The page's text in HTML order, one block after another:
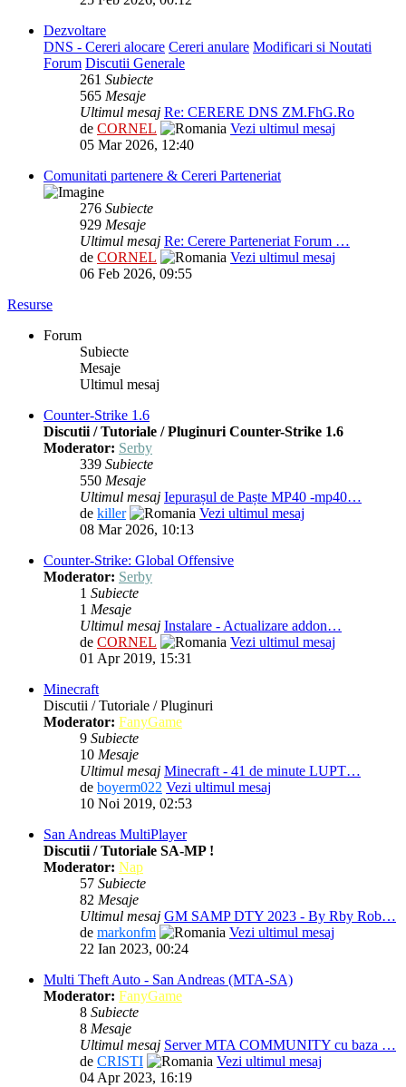
Dezvoltare
DNS - Cereri alocare Cereri anulare Modificari si Noutati
Forum Discutii Generale
261 Subiecte
565 Mesaje
Ultimul mesaj Re: CERERE DNS ZM.FhG.Ro
de CORNEL
Vezi ultimul mesaj
05 Mar 2026, 12:40
Comunitati partenere & Cereri Parteneriat
276 Subiecte
929 Mesaje
Ultimul mesaj Re: Cerere Parteneriat Forum …
de CORNEL
Vezi ultimul mesaj
06 Feb 2026, 09:55
Resurse
Forum
Subiecte
Mesaje
Ultimul mesaj
Counter-Strike 1.6
Discutii / Tutoriale / Pluginuri Counter-Strike 1.6
Moderator: Serby
339 Subiecte
550 Mesaje
Ultimul mesaj Iepurașul de Paște MP40 -mp40…
de killer
Vezi ultimul mesaj
08 Mar 2026, 10:13
Counter-Strike: Global Offensive
Moderator: Serby
1 Subiecte
1 Mesaje
Ultimul mesaj Instalare - Actualizare addon…
de CORNEL
Vezi ultimul mesaj
01 Apr 2019, 15:31
Minecraft
Discutii / Tutoriale / Pluginuri
Moderator: FanyGame
9 Subiecte
10 Mesaje
Ultimul mesaj Minecraft - 41 de minute LUPT…
de boyerm022 Vezi ultimul mesaj
10 Noi 2019, 02:53
San Andreas MultiPlayer
Discutii / Tutoriale SA-MP !
Moderator: Nap
57 Subiecte
82 Mesaje
Ultimul mesaj GM SAMP DTY 2023 - By Rby Rob…
de markonfm
Vezi ultimul mesaj
22 Ian 2023, 00:24
Multi Theft Auto - San Andreas (MTA-SA)
Moderator: FanyGame
8 Subiecte
8 Mesaje
Ultimul mesaj Server MTA COMMUNITY cu baza …
de CRISTI
Vezi ultimul mesaj
04 Apr 2023, 16:19